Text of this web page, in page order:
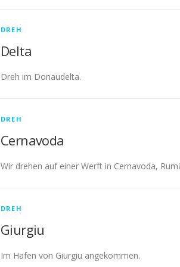
DREH
Delta
Dreh im Donaudelta.
DREH
Cernavoda
Wir drehen auf einer Werft in Cernavoda,
DREH
Giurgiu
Im Hafen von Giurgiu angekommen.